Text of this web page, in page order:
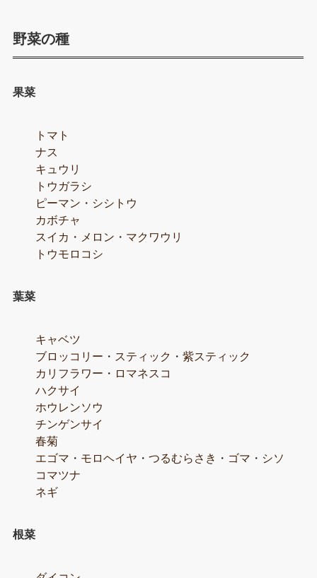
野菜の種
果菜
トマト
ナス
キュウリ
トウガラシ
ピーマン・シシトウ
カボチャ
スイカ・メロン・マクワウリ
トウモロコシ
葉菜
キャベツ
ブロッコリー・スティック・紫スティック
カリフラワー・ロマネスコ
ハクサイ
ホウレンソウ
チンゲンサイ
春菊
エゴマ・モロヘイヤ・つるむらさき・ゴマ・シソ
コマツナ
ネギ
根菜